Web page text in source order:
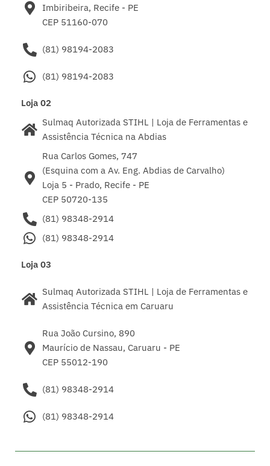
Imbiribeira, Recife - PE
CEP 51160-070
(81) 98194-2083
(81) 98194-2083
Loja 02
Sulmaq Autorizada STIHL | Loja de Ferramentas e
Assistência Técnica na Abdias
Rua Carlos Gomes, 747
(Esquina com a Av. Eng. Abdias de Carvalho)
Loja 5 - Prado, Recife - PE
CEP 50720-135
(81) 98348-2914
(81) 98348-2914
Loja 03
Sulmaq Autorizada STIHL | Loja de Ferramentas e
Assistência Técnica em Caruaru
Rua João Cursino, 890
Maurício de Nassau, Caruaru - PE
CEP 55012-190
(81) 98348-2914
(81) 98348-2914